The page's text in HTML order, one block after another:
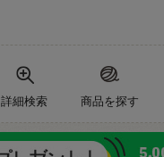
詳細検索 商品を探す